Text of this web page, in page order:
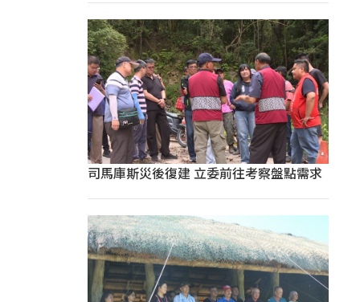
司馬庫斯災後復建 立委前往考察盤點需求